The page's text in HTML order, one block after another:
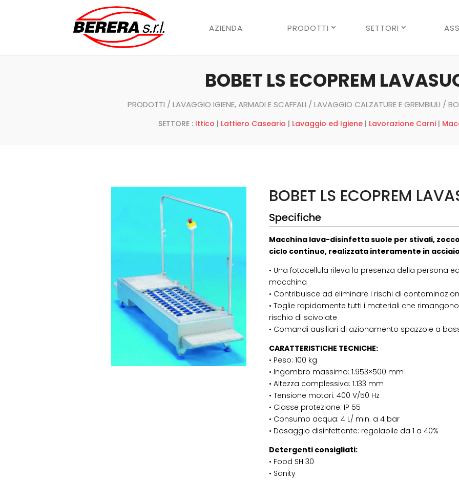
AZIENDA PRODOTTI SETTORI
BOBET LS ECOPREM
PRODOTTI / LAVAGGIO IGIENE, ARMADI E SCAFFALI / LAVAGGIO CALZATURE E GREMBIULI /
SETTORE : Ittico | Lattiero Caseario | Lavaggio ed Igiene | Lavorazione Carni |
BOBET LS ECOPREM
Specifiche
Macchina lava-disinfetta suole per stivali,
ciclo continuo, realizzata interamente in
• Una fotocellula rileva la presenza della persona
macchina
• Contribuisce ad eliminare i rischi di
• Toglie rapidamente tutti i materiali che
rischio di scivolate
• Comandi ausiliari di azionamento spazzole a
CARATTERISTICHE TECNICHE:
• Peso: 100 kg
• Ingombro massimo: 1.953×500 mm
• Altezza complessiva: 1.133 mm
• Tensione motori: 400 V/50 Hz
• Classe protezione: IP 55
• Consumo acqua: 4 L/ min. a 4 bar
• Dosaggio disinfettante: regolabile da 1 a 40%
Detergenti consigliati:
• Food SH 30
• Sanity